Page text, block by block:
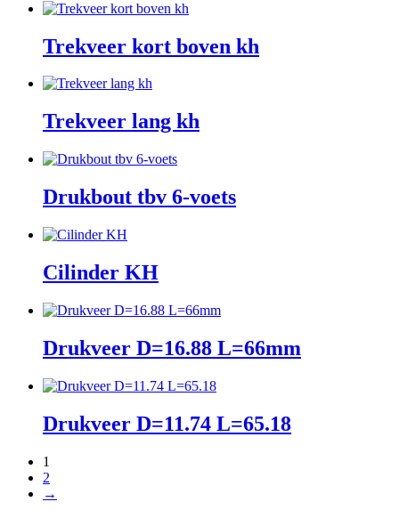
Trekveer kort boven kh
Trekveer lang kh
Drukbout tbv 6-voets
Cilinder KH
Drukveer D=16.88 L=66mm
Drukveer D=11.74 L=65.18
1
2
→